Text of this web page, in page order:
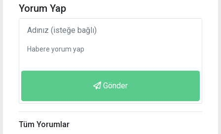
Yorum Yap
Gönder
Tüm Yorumlar